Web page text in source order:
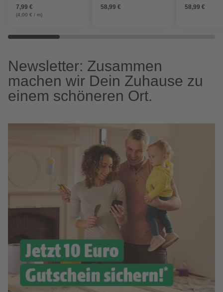
7,99 €
(4,00 € / m)
58,99 € 58,99 €
Newsletter: Zusammen
machen wir Dein Zuhause zu
einem schöneren Ort.